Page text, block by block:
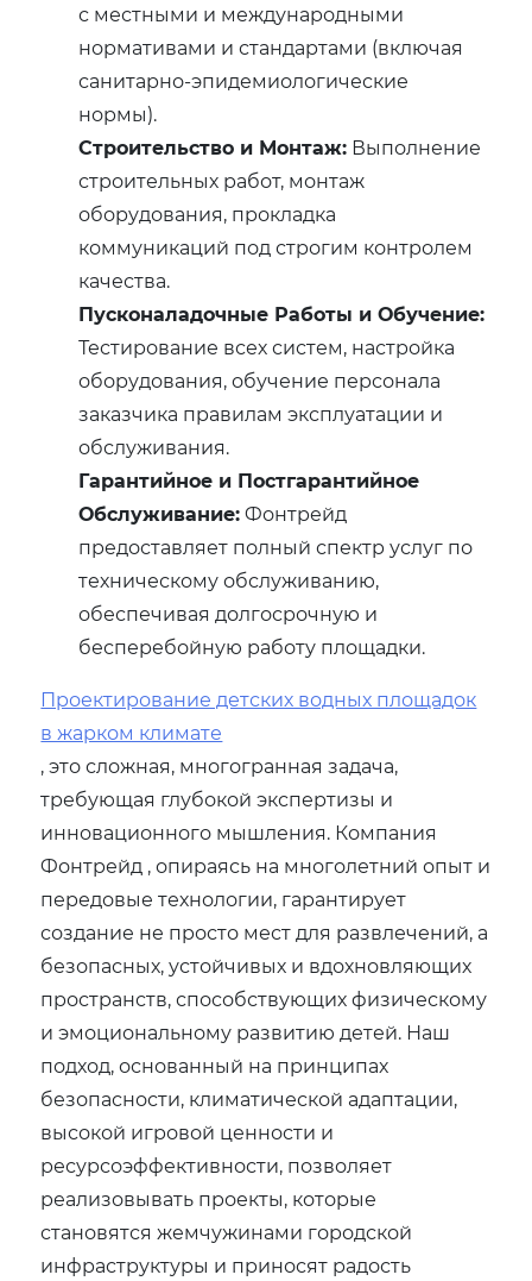
с местными и международными
нормативами и стандартами (включая
санитарно-эпидемиологические
нормы).
Строительство и Монтаж: Выполнение
строительных работ, монтаж
оборудования, прокладка
коммуникаций под строгим контролем
качества.
Пусконаладочные Работы и Обучение:
Тестирование всех систем, настройка
оборудования, обучение персонала
заказчика правилам эксплуатации и
обслуживания.
Гарантийное и Постгарантийное
Обслуживание:Фонтрейд
предоставляет полный спектр услуг по
техническому обслуживанию,
обеспечивая долгосрочную и
бесперебойную работу площадки.
Проектирование детских водных площадок
в жарком климате
, это сложная, многогранная задача,
требующая глубокой экспертизы и
инновационного мышления. Компания
Фонтрейд , опираясь на многолетний опыт и
передовые технологии, гарантирует
создание не просто мест для развлечений, а
безопасных, устойчивых и вдохновляющих
пространств, способствующих физическому
и эмоциональному развитию детей. Наш
подход, основанный на принципах
безопасности, климатической адаптации,
высокой игровой ценности и
ресурсоэффективности, позволяет
реализовывать проекты, которые
становятся жемчужинами городской
инфраструктуры и приносят радость